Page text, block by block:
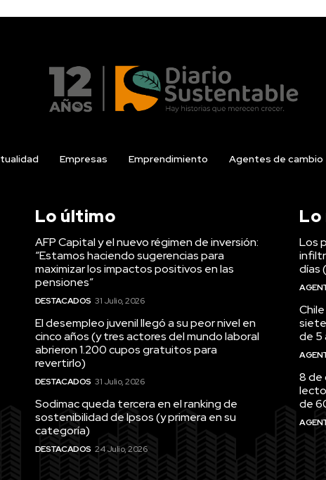
Empresas Emprendimiento Agentes de cambio
Lo último
AFP Capital y el nuevo régimen de inversión:
“Estamos haciendo sugerencias para
maximizar los impactos positivos en las
pensiones”
DESTACADOS 31 Julio, 2026
El desempleo juvenil llegó a su peor nivel en
cinco años (y tres actores del mundo laboral
abrieron 1.200 cupos gratuitos para
revertirlo)
DESTACADOS 31 Julio, 2026
Sodimac queda tercera en el ranking de
sostenibilidad de Ipsos (y primera en su
categoría)
DESTACADOS 24 Julio, 2026
Lo
Los
días
de 5
8 de
de